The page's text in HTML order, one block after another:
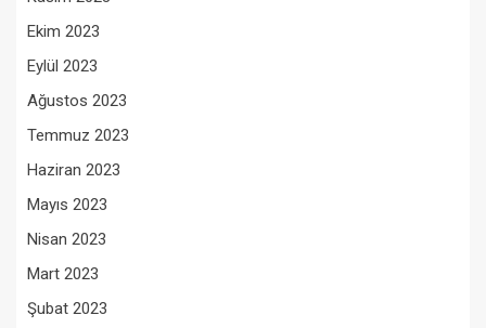
Ekim 2023
Eylül 2023
Ağustos 2023
Temmuz 2023
Haziran 2023
Mayıs 2023
Nisan 2023
Mart 2023
Şubat 2023